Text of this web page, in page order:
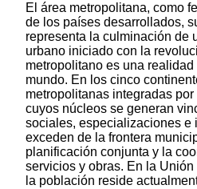
El área metropolitana, como
de los países desarrollados,
representa la culminación de
urbano iniciado con la
metropolitano es una
mundo. En los cinco
metropolitanas integradas
cuyos núcleos se generan
sociales, especializaciones e
exceden de la frontera
planificación conjunta y la
servicios y obras. En la
la población reside